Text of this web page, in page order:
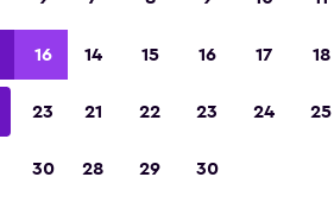
16
23
30
14 15 16 17 18
21 22 23 24 25
28 29 30